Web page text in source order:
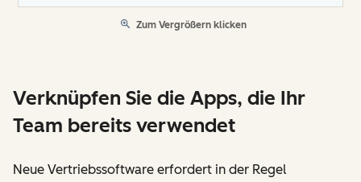
Zum Vergrößern klicken
Verknüpfen Sie die Apps, die Ihr
Team bereits verwendet
Neue Vertriebssoftware erfordert in der Regel